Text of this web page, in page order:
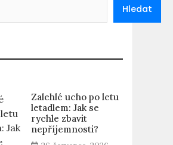
Hledat
Zalehlé ucho po letu
letadlem: Jak se
rychle zbavit
nepříjemnosti?